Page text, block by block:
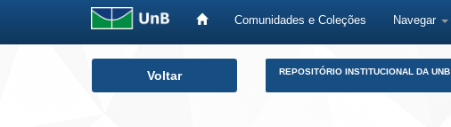
Comunidades e Coleções Navegar
Voltar REPOSITÓRIO INSTITUCIONAL DA UNB